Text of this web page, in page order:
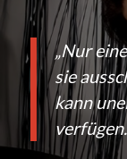
„Nur
sie
kann